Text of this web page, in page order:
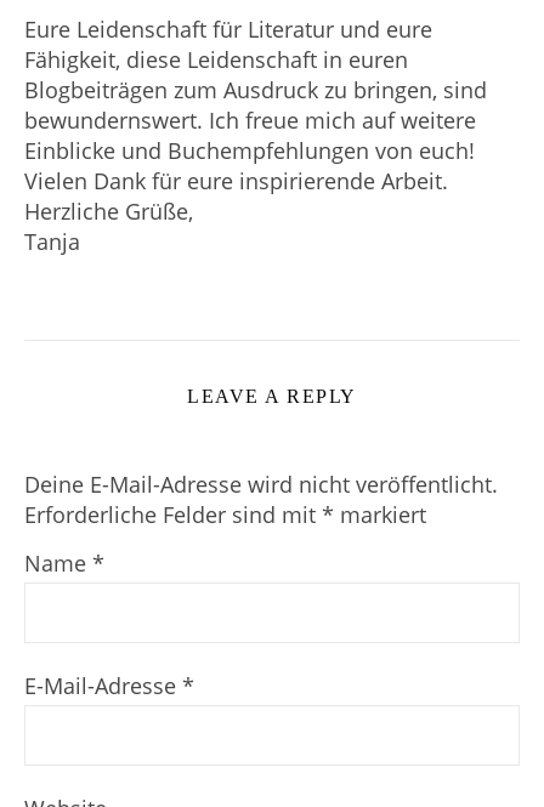
Eure Leidenschaft für Literatur und eure
Fähigkeit, diese Leidenschaft in euren
Blogbeiträgen zum Ausdruck zu bringen, sind
bewundernswert. Ich freue mich auf weitere
Einblicke und Buchempfehlungen von euch!
Vielen Dank für eure inspirierende Arbeit.
Herzliche Grüße,
Tanja
LEAVE A REPLY
Deine E-Mail-Adresse wird nicht veröffentlicht.
Erforderliche Felder sind mit * markiert
Name *
E-Mail-Adresse *